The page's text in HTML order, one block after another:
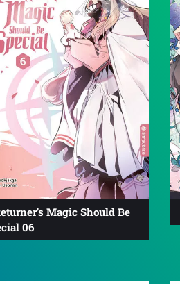
Magic Should Be
06